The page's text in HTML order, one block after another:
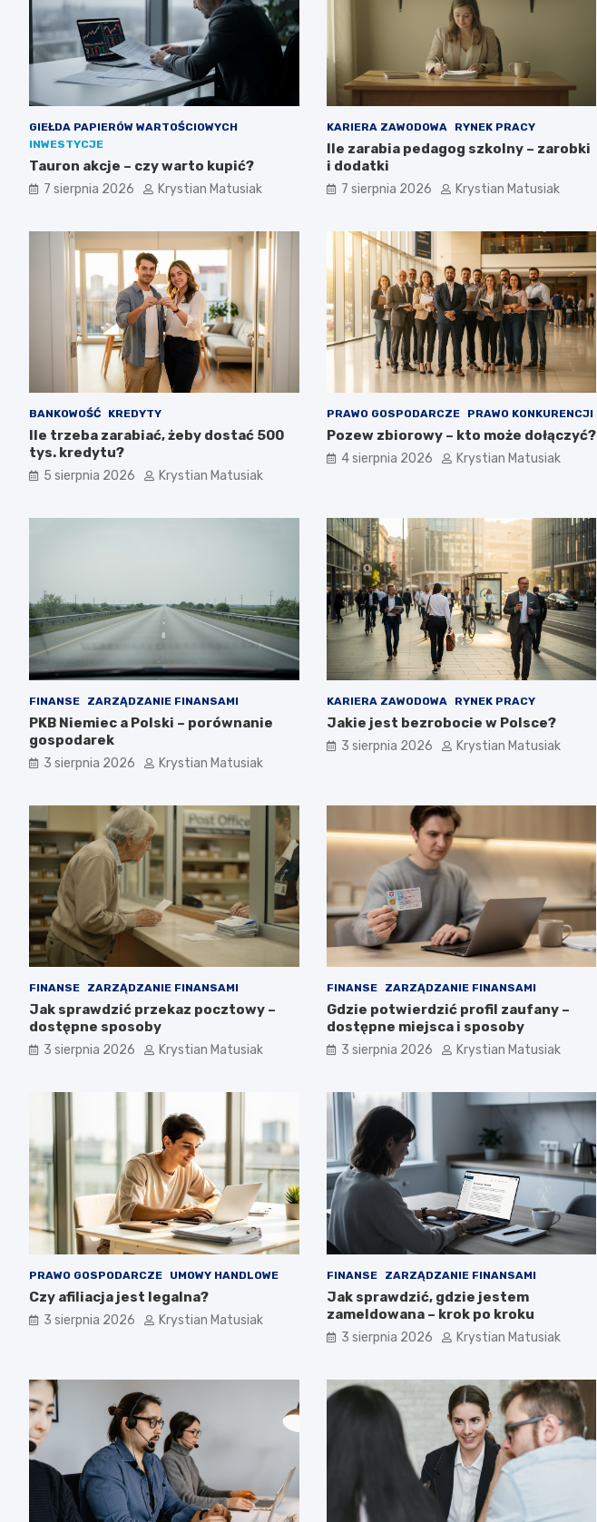
GIEŁDA PAPIERÓW WARTOŚCIOWYCH
INWESTYCJE
Tauron akcje – czy warto kupić?
7 sierpnia 2026 Krystian Matusiak
KARIERA ZAWODOWA RYNEK PRACY
Ile zarabia pedagog szkolny – zarobki
i dodatki
7 sierpnia 2026 Krystian Matusiak
BANKOWOŚĆ KREDYTY
Ile trzeba zarabiać, żeby dostać 500
tys. kredytu?
5 sierpnia 2026 Krystian Matusiak
PRAWO GOSPODARCZE PRAWO KONKURENCJI
Pozew zbiorowy – kto może dołączyć?
4 sierpnia 2026 Krystian Matusiak
FINANSE ZARZĄDZANIE FINANSAMI
PKB Niemiec a Polski – porównanie
gospodarek
3 sierpnia 2026 Krystian Matusiak
KARIERA ZAWODOWA RYNEK PRACY
Jakie jest bezrobocie w Polsce?
3 sierpnia 2026 Krystian Matusiak
FINANSE ZARZĄDZANIE FINANSAMI
Jak sprawdzić przekaz pocztowy –
dostępne sposoby
3 sierpnia 2026 Krystian Matusiak
FINANSE ZARZĄDZANIE FINANSAMI
Gdzie potwierdzić profil zaufany –
dostępne miejsca i sposoby
3 sierpnia 2026 Krystian Matusiak
PRAWO GOSPODARCZE UMOWY HANDLOWE
Czy afiliacja jest legalna?
3 sierpnia 2026 Krystian Matusiak
FINANSE ZARZĄDZANIE FINANSAMI
Jak sprawdzić, gdzie jestem
zameldowana – krok po kroku
3 sierpnia 2026 Krystian Matusiak